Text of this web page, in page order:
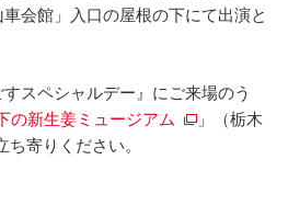
会館」入口の屋根の下にて出演と
スペシャルデー』にご来場のう
の新生姜ミュージアム
」（栃木
寄りください。